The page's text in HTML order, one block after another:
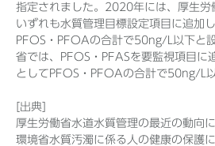
指定されました。2020年には、厚生労
いずれも水質管理目標設定項目に追加
PFOS・PFOAの合計で50ng/L以下と
省では、PFOS・PFASを要監視項目に
としてPFOS・PFOAの合計で50ng/L
[出典]
厚生労働省水道水質管理の最近の動
環境省水質汚濁に係る人の健康の保護